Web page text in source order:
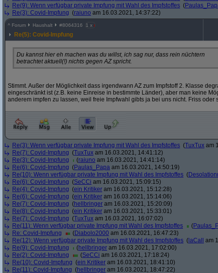
Re(9): Wenn verfügbar private Impfung mit Wahl des Impfstoffes (
Re(3): Covid-Impfung (raiuno am 16.03.2021, 14:37:22)
^ Forum Haushalt #8064316 1 x
Re(5): Covid-Impfung
Du kannst hier eh machen was du willst, ich sag nur, dass rein nüchtern
betrachtet aktuell(!) nichts gegen AZ spricht.
Stimmt. Außer der Möglichkeit dass irgendwann AZ zum Impfstoff 2. Klasse
eingeschränkt ist (z.B. keine Einreise in bestimmte Länder), aber man keine
anderem impfen zu lassen, weil freie Impfwahl gibts ja bei uns nicht. Friss oder
Re(3): Wenn verfügbar private Impfung mit Wahl des Impfstoffes (TuxTux am
Re(7): Covid-Impfung (TuxTux am 16.03.2021, 14:41:12)
Re(3): Covid-Impfung
(raiuno am 16.03.2021, 14:41:14)
Re(6): Covid-Impfung (Paulas_Papa am 16.03.2021, 14:50:19)
Re(10): Wenn verfügbar private Impfung mit Wahl des Impfstoffes (
Re(6): Covid-Impfung (SeCCi am 16.03.2021, 15:09:15)
Re(4): Covid-Impfung (ein Kritiker am 16.03.2021, 15:12:28)
Re(6): Covid-Impfung (ein Kritiker am 16.03.2021, 15:14:06)
Re(7): Covid-Impfung (hellbringer am 16.03.2021, 15:20:09)
Re(8): Covid-Impfung (ein Kritiker am 16.03.2021, 15:33:01)
Re(7): Covid-Impfung (TuxTux am 16.03.2021, 16:07:02)
Re(11): Wenn verfügbar private Impfung mit Wahl des Impfstoffes
(
Re: Covid-Impfung
(Diabolo2000 am 16.03.2021, 16:47:23)
Re(12): Wenn verfügbar private Impfung mit Wahl des Impfstoffes ( laCall
am
Re(9): Covid-Impfung
(hellbringer am 16.03.2021, 17:02:00)
Re(2): Covid-Impfung
(SeCCi am 16.03.2021, 17:18:24)
Re(10): Covid-Impfung (ein Kritiker am 16.03.2021, 18:41:10)
Re(11): Covid-Impfung (hellbringer am 16.03.2021, 18:47:22)